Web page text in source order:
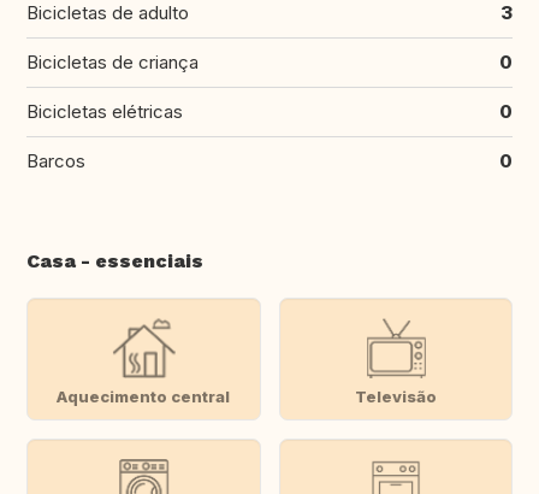
Bicicletas de adulto 3
Bicicletas de criança 0
Bicicletas elétricas 0
Barcos 0
Casa - essenciais
Aquecimento central Televisão